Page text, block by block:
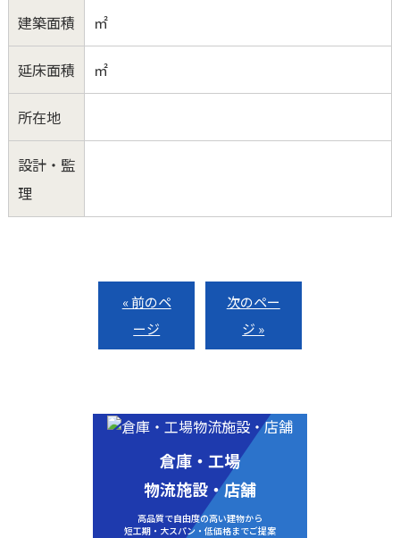
建築面積 ㎡
延床面積 ㎡
所在地
設計・監
理
« 前のペ
ージ
次のペー
ジ »
倉庫・工場
物流施設・店舗
高品質で自由度の高い建物から
短工期・大スパン・低価格までご提案